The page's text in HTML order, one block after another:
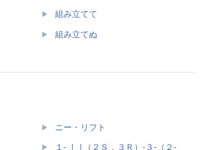
組み立てて
組み立てぬ
ニー・リフト
１‐［［（２Ｓ，３Ｒ）‐３‐（２‐